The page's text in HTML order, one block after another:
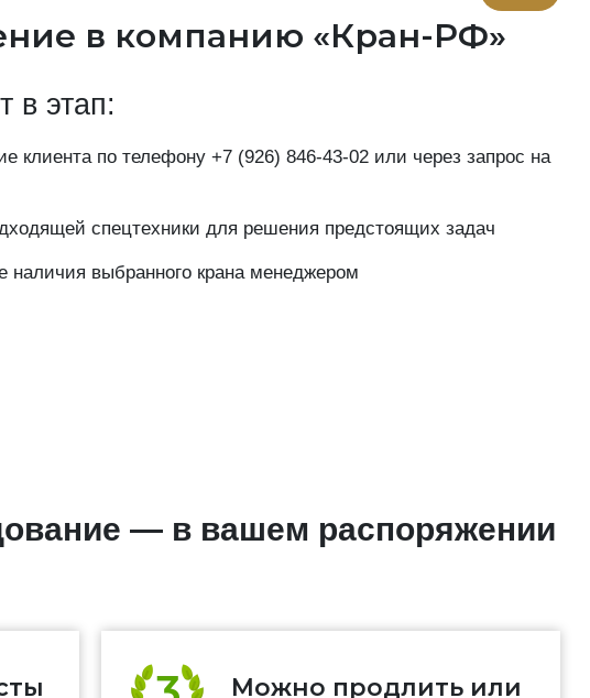
в компанию «Кран-РФ»
в этап:
клиента по телефону +7 (926) 846-43-02 или через запрос на
спецтехники для решения предстоящих задач
наличия выбранного крана менеджером
— в вашем распоряжении
Можно продлить или